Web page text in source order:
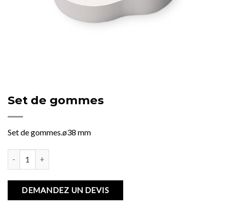
Set de gommes
Set de gommes.ø38 mm
DEMANDEZ UN DEVIS